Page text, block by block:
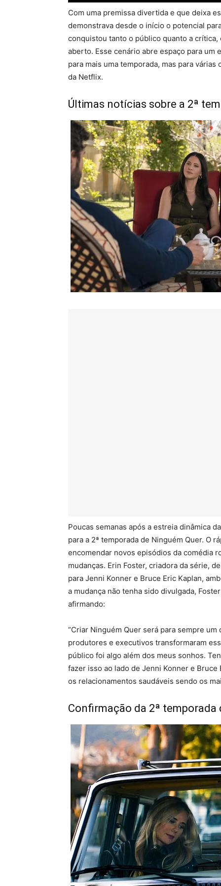
Com uma premissa divertida e que deixa
demonstrava desde o início o potencial
conquistou tanto o público quanto a
aberto. Esse cenário abre espaço para
para mais uma temporada, mas para
da Netflix.
Últimas notícias sobre a 2ª
Poucas semanas após a estreia dinâmica
para a 2ª temporada de Ninguém Quer. O
encomendar novos episódios da comédia
mudanças. Erin Foster, criadora da série,
para Jenni Konner e Bruce Eric Kaplan,
a mudança não tenha sido divulgada,
afirmando:
“Criar Ninguém Quer será para sempre
produtores e executivos transformaram
público foi algo além dos meus sonhos.
fazer isso ao lado de Jenni Konner e
os relacionamentos saudáveis sendo os
Confirmação da 2ª temporada